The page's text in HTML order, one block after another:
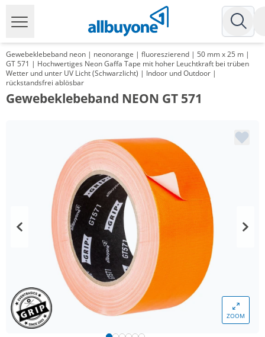
Gewebeklebeband neon | neonorange | fluoreszierend | 50 mm x 25 m |
GT 571 | Hochwertiges Neon Gaffa Tape mit hoher Leuchtkraft bei trüben
Wetter und unter UV Licht (Schwarzlicht) | Indoor und Outdoor |
rückstandsfrei ablösbar
Gewebeklebeband NEON GT 571
ZOOM
Menge Preis
ab 24 Rollen 8,35 €